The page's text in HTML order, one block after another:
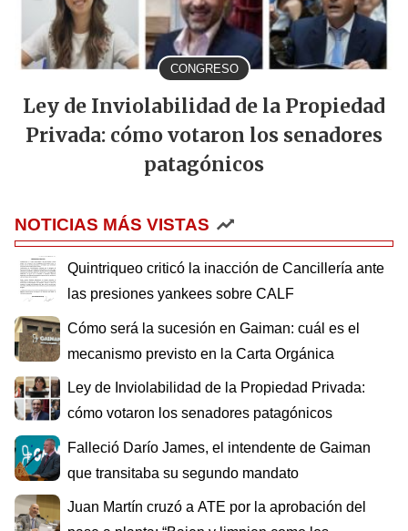
CONGRESO
Ley de Inviolabilidad de la Propiedad
Privada: cómo votaron los senadores
patagónicos
NOTICIAS MÁS VISTAS
Quintriqueo criticó la inacción de Cancillería ante
las presiones yankees sobre CALF
Cómo será la sucesión en Gaiman: cuál es el
mecanismo previsto en la Carta Orgánica
Ley de Inviolabilidad de la Propiedad Privada:
cómo votaron los senadores patagónicos
Falleció Darío James, el intendente de Gaiman
que transitaba su segundo mandato
Juan Martín cruzó a ATE por la aprobación del